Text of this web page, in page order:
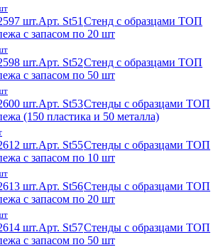
шт.Арт. St51 Стенд с образцами ТОП
с запасом по 20 шт
шт.Арт. St52Стенд с образцами ТОП
с запасом по 50 шт
шт.Арт. St53Стенды с образцами ТОП
(150 пластика и 50 металла)
шт.Арт. St55Стенды с образцами ТОП
с запасом по 10 шт
шт.Арт. St56Стенды с образцами ТОП
с запасом по 20 шт
шт.Арт. St57Стенды с образцами ТОП
с запасом по 50 шт